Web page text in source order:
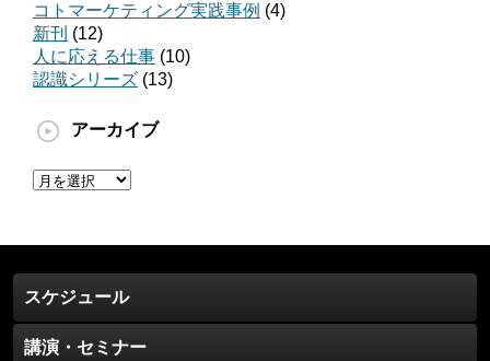
コトマーケティング実践事例 (4)
新刊 (12)
人に応える仕事 (10)
認識シリーズ (13)
アーカイブ
ア
イ
ブ
スケジュール
講演・セミナー